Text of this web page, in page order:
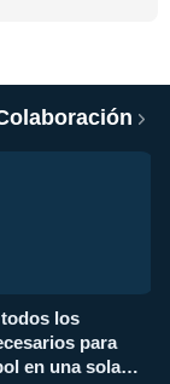
los
para
en una sola